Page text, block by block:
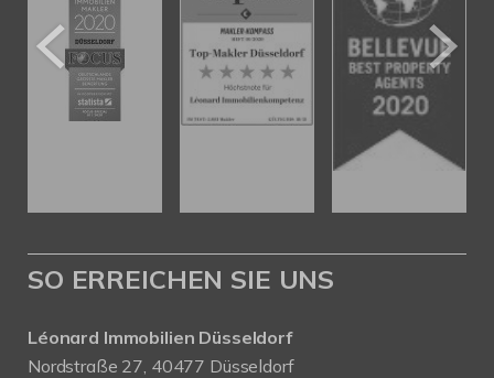
SO ERREICHEN SIE UNS
Léonard Immobilien Düsseldorf
Nordstraße 27, 40477 Düsseldorf